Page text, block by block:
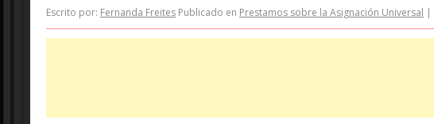
Escrito por: Fernanda Freites Publicado en Prestamos sobre la Asignación Universal |